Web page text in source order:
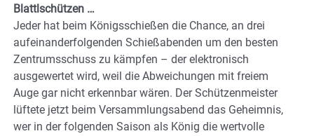
Blattlschützen …
Jeder hat beim Königsschießen die Chance, an drei
aufeinanderfolgenden Schießabenden um den besten
Zentrumsschuss zu kämpfen – der elektronisch
ausgewertet wird, weil die Abweichungen mit freiem
Auge gar nicht erkennbar wären. Der Schützenmeister
lüftete jetzt beim Versammlungsabend das Geheimnis,
wer in der folgenden Saison als König die wertvolle